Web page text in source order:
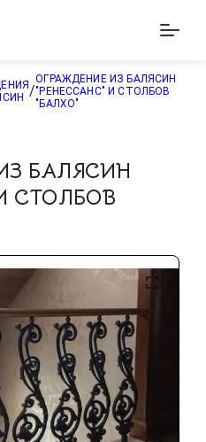
/
ОГРАЖДЕНИЕ ИЗ БАЛЯСИН
"РЕНЕССАНС" И СТОЛБОВ
"БАЛХО"
БАЛЯСИН
СТОЛБОВ